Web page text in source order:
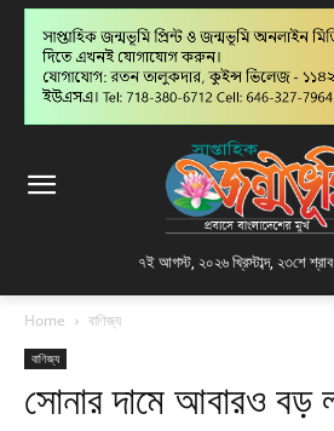
৭ই আগস্ট, ২০২৬ খ্রিস্টাব্দ, ২৩শে
Home বাণিজ্য
বাণিজ্য
সোনার দামে আবারও বড়